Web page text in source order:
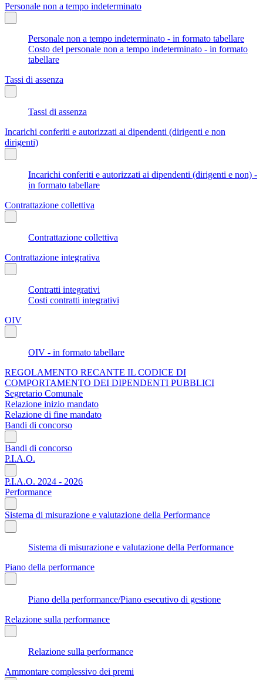
Personale non a tempo indeterminato
Personale non a tempo indeterminato - in formato tabellare
Costo del personale non a tempo indeterminato - in formato
tabellare
Tassi di assenza
Tassi di assenza
Incarichi conferiti e autorizzati ai dipendenti (dirigenti e non
dirigenti)
Incarichi conferiti e autorizzati ai dipendenti (dirigenti e non) -
in formato tabellare
Contrattazione collettiva
Contrattazione collettiva
Contrattazione integrativa
Contratti integrativi
Costi contratti integrativi
OIV
OIV - in formato tabellare
REGOLAMENTO RECANTE IL CODICE DI
COMPORTAMENTO DEI DIPENDENTI PUBBLICI
Segretario Comunale
Relazione inizio mandato
Relazione di fine mandato
Bandi di concorso
Bandi di concorso
P.I.A.O.
P.I.A.O. 2024 - 2026
Performance
Sistema di misurazione e valutazione della Performance
Sistema di misurazione e valutazione della Performance
Piano della performance
Piano della performance/Piano esecutivo di gestione
Relazione sulla performance
Relazione sulla performance
Ammontare complessivo dei premi